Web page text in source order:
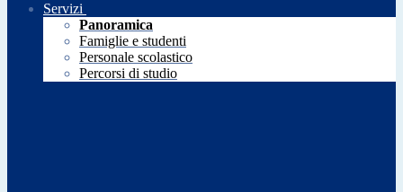
Servizi
Panoramica
Famiglie e studenti
Personale scolastico
Percorsi di studio